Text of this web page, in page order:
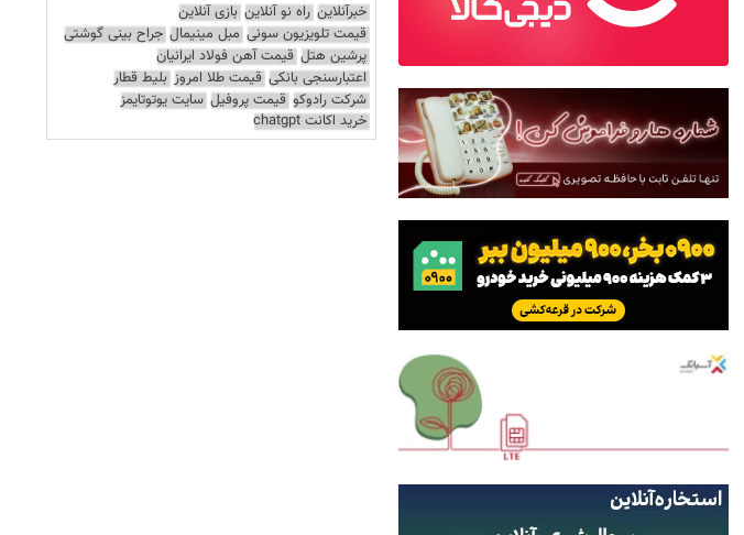
خبرآنلاین راه نو آنلاین بازی آنلاین
قیمت تلویزیون سونی مبل مینیمال جراح بینی گوشتی
پرشین هتل قیمت آهن فولاد ایرانیان
اعتبارسنجی بانکی قیمت طلا امروز بلیط قطار
شرکت رادوکو قیمت پروفیل سایت یوتوتایمز
خرید اکانت chatgpt